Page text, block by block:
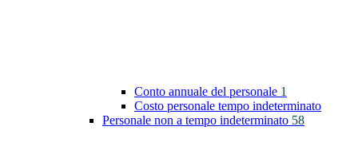
Conto annuale del personale 1
Costo personale tempo indeterminato
Personale non a tempo indeterminato 58